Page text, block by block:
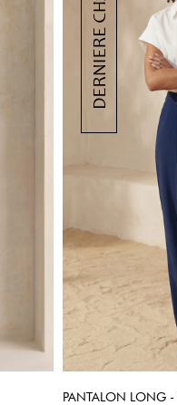
PANTALON LONG